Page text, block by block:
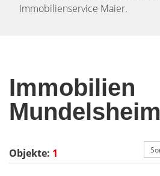
Immobilienservice Maier.
Immobilien
Mundelsheim
Objekte: 1